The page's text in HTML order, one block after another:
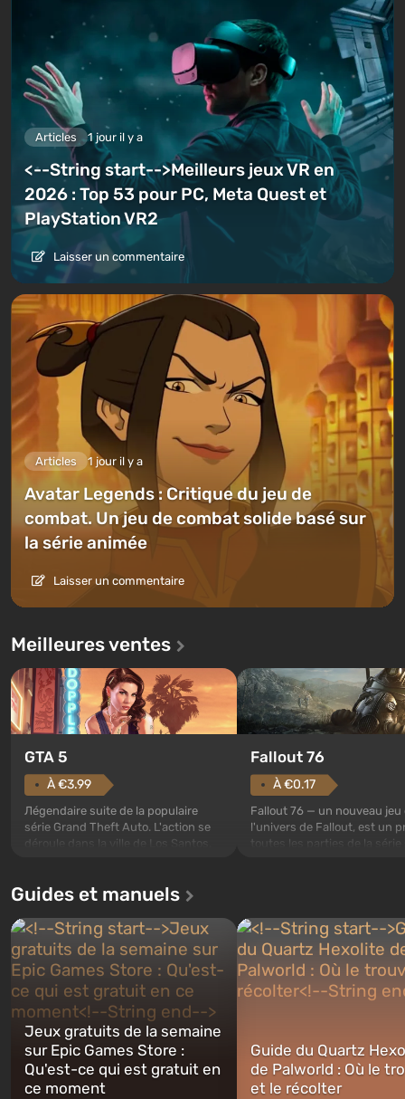
Articles 1 jour il y a
<--String start-->Meilleurs jeux VR en
2026 : Top 53 pour PC, Meta Quest et
PlayStation VR2
Laisser un commentaire
Articles 1 jour il y a
Avatar Legends : Critique du jeu de
combat. Un jeu de combat solide basé sur
la série animée
Laisser un commentaire
Meilleures ventes
GTA 5
À €3.99
Лégendaire suite de la populaire
série Grand Theft Auto. L'action se
déroule dans la ville de Los Santos,
le jeu racontera l'histoire de trois
Franklin, entre lesquels vous
pourrez basculer...
Fallout 76
À €0.17
Fallout 76 — un nouveau jeu
l'univers de Fallout, est un
toutes les parties de la série
Vault-Tec, doit s'ouvrir en
après que des bombes
Guides et manuels
Jeux gratuits de la semaine
sur Epic Games Store :
Qu'est-ce qui est gratuit en
ce moment
Guide du Quartz
de Palworld : Où le
et le récolter